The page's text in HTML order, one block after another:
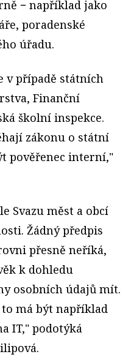
− například jako
poradenské
úřadu.
v případě státních
Finanční
školní inspekce.
zákonu o státní
pověřenec interní,"
Svazu měst a obcí
Žádný předpis
přesně neříká,
k dohledu
osobních údajů mít.
to má být například
IT," podotýká